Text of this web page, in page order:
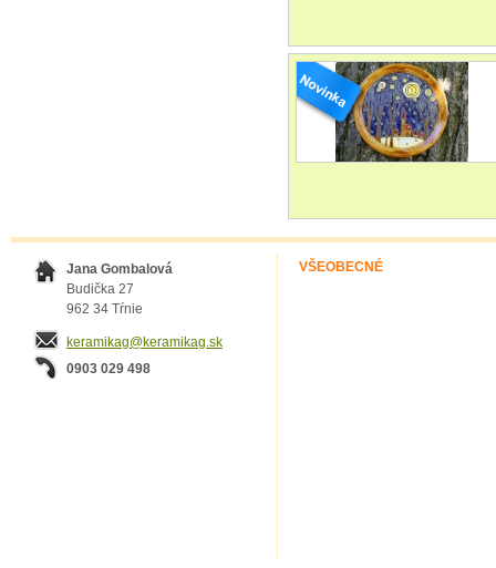
Jana Gombalová
Budička 27
962 34 Tŕnie
keramikag@keramikag.sk
0903 029 498
VŠEOBECNÉ